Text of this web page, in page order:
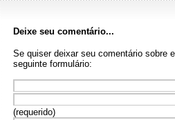
Deixe seu comentário...
Se quiser deixar seu comentário sobre
seguinte formulário:
(requerido)